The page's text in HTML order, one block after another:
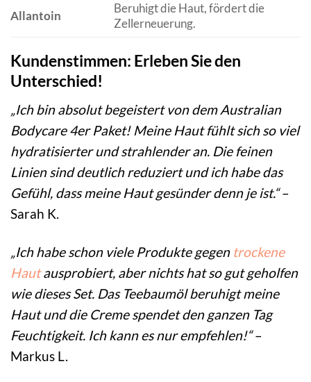
Allantoin
Beruhigt die Haut, fördert die
Zellerneuerung.
Kundenstimmen: Erleben Sie den
Unterschied!
„Ich bin absolut begeistert von dem Australian
Bodycare 4er Paket! Meine Haut fühlt sich so viel
hydratisierter und strahlender an. Die feinen
Linien sind deutlich reduziert und ich habe das
Gefühl, dass meine Haut gesünder denn je ist.“–
Sarah K.
„Ich habe schon viele Produkte gegen trockene
Hautausprobiert, aber nichts hat so gut geholfen
wie dieses Set. Das Teebaumöl beruhigt meine
Haut und die Creme spendet den ganzen Tag
Feuchtigkeit. Ich kann es nur empfehlen!“–
Markus L.